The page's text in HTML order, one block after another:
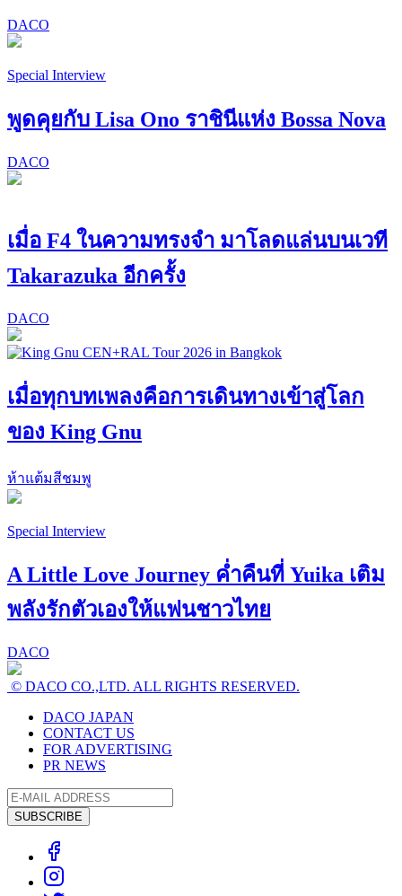
DACO
Special Interview
พูดคุยกับ Lisa Ono ราชินีแห่ง Bossa Nova
DACO
เมื่อ F4 ในความทรงจำ มาโลดแล่นบนเวที
Takarazuka อีกครั้ง
DACO
เมื่อทุกบทเพลงคือการเดินทางเข้าสู่โลก
ของ King Gnu
ห้าแต้มสีชมพู
Special Interview
A Little Love Journey ค่ำคืนที่ Yuika เติม
พลังรักตัวเองให้แฟนชาวไทย
DACO
© DACO CO.,LTD. ALL RIGHTS RESERVED.
DACO JAPAN
CONTACT US
FOR ADVERTISING
PR NEWS